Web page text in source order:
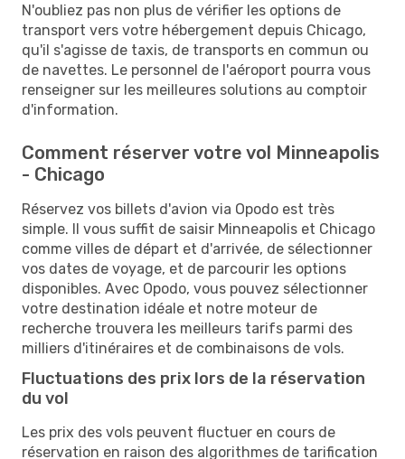
N'oubliez pas non plus de vérifier les options de
transport vers votre hébergement depuis Chicago,
qu'il s'agisse de taxis, de transports en commun ou
de navettes. Le personnel de l'aéroport pourra vous
renseigner sur les meilleures solutions au comptoir
d'information.
Comment réserver votre vol Minneapolis
- Chicago
Réservez vos billets d'avion via Opodo est très
simple. Il vous suffit de saisir Minneapolis et Chicago
comme villes de départ et d'arrivée, de sélectionner
vos dates de voyage, et de parcourir les options
disponibles. Avec Opodo, vous pouvez sélectionner
votre destination idéale et notre moteur de
recherche trouvera les meilleurs tarifs parmi des
milliers d'itinéraires et de combinaisons de vols.
Fluctuations des prix lors de la réservation
du vol
Les prix des vols peuvent fluctuer en cours de
réservation en raison des algorithmes de tarification